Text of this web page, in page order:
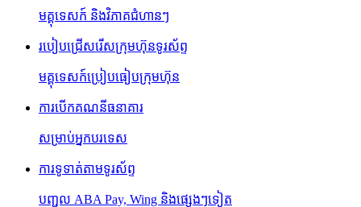
មគ្គុទេសក៍ និងវិភាគជំហានៗ
របៀបជ្រើសរើសក្រុមហ៊ុនទូរស័ព្ទ
មគ្គុទេសក៍ប្រៀបធៀបក្រុមហ៊ុន
ការបើកគណនីធនាគារ
សម្រាប់អ្នកបរទេស
ការទូទាត់តាមទូរស័ព្ទ
បញ្ជូល ABA Pay, Wing និងផ្សេងៗទៀត